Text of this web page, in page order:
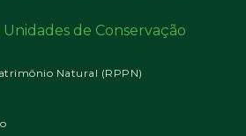
de Conservação
Natural (RPPN)